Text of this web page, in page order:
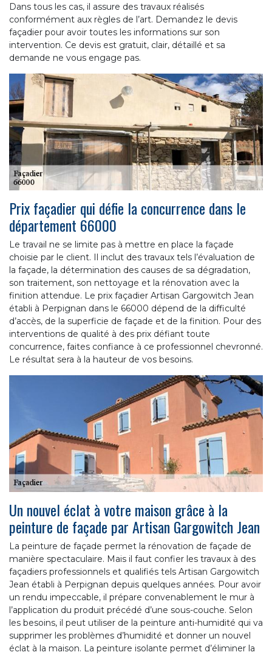
Dans tous les cas, il assure des travaux réalisés
conformément aux règles de l’art. Demandez le devis
façadier pour avoir toutes les informations sur son
intervention. Ce devis est gratuit, clair, détaillé et sa
demande ne vous engage pas.
Prix façadier qui défie la concurrence dans le
département 66000
Le travail ne se limite pas à mettre en place la façade
choisie par le client. Il inclut des travaux tels l’évaluation de
la façade, la détermination des causes de sa dégradation,
son traitement, son nettoyage et la rénovation avec la
finition attendue. Le prix façadier Artisan Gargowitch Jean
établi à Perpignan dans le 66000 dépend de la difficulté
d’accès, de la superficie de façade et de la finition. Pour des
interventions de qualité à des prix défiant toute
concurrence, faites confiance à ce professionnel chevronné.
Le résultat sera à la hauteur de vos besoins.
Un nouvel éclat à votre maison grâce à la
peinture de façade par Artisan Gargowitch Jean
La peinture de façade permet la rénovation de façade de
manière spectaculaire. Mais il faut confier les travaux à des
façadiers professionnels et qualifiés tels Artisan Gargowitch
Jean établi à Perpignan depuis quelques années. Pour avoir
un rendu impeccable, il prépare convenablement le mur à
l’application du produit précédé d’une sous-couche. Selon
les besoins, il peut utiliser de la peinture anti-humidité qui va
supprimer les problèmes d’humidité et donner un nouvel
éclat à la maison. La peinture isolante permet d’éliminer la